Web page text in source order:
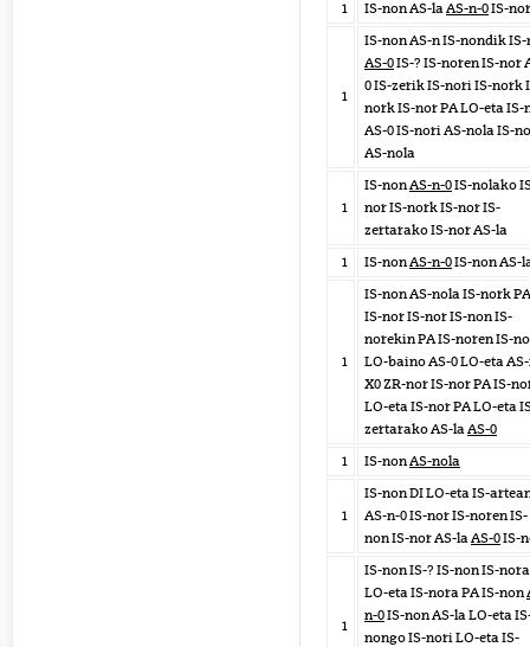
1
IS-non AS-laAS-n-0IS-
1
IS-non AS-n IS-nondik
AS-0IS-? IS-noren IS-nor
0 IS-zerik IS-nori IS-nork
nork IS-nor PA LO-eta IS-
AS-0 IS-nori AS-nola IS-
AS-nola
1
IS-nonAS-n-0IS-nolako
nor IS-nork IS-nor IS-
zertarako IS-nor AS-la
1
IS-nonAS-n-0IS-non AS-
1
IS-non AS-nola IS-nork PA
IS-nor IS-nor IS-non IS-
norekin PA IS-noren IS-
LO-baino AS-0 LO-eta
X0 ZR-nor IS-nor PA IS-
LO-eta IS-nor PA LO-eta
zertarako AS-laAS-0
1
IS-nonAS-nola
1
IS-non DI LO-eta IS-
AS-n-0 IS-nor IS-noren IS-
non IS-nor AS-laAS-0IS-
1
IS-non IS-? IS-non IS-nora
LO-eta IS-nora PA IS-non
n-0IS-non AS-la LO-eta
nongo IS-nori LO-eta IS-